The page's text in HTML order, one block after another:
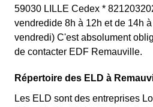
59030 LILLE Cedex *
vendredide 8h à 12h et de 14h
vendredi) C'est absolument
de contacter EDF Remauville.
Répertoire des ELD à
Les ELD sont des entreprises